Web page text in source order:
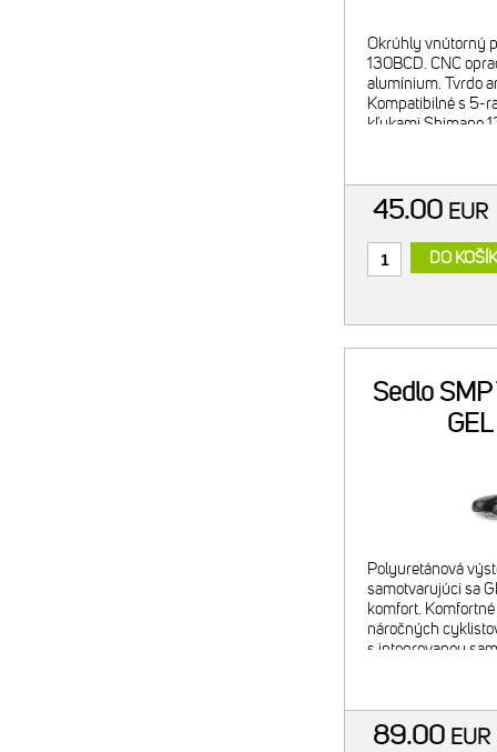
Okrúhly vnútorný
130BCD. CNC
alumínium. Tvrdo
Kompatibilné s 5-
kľukami Shimano
45.00 EUR
DO
Sedlo
Polyuretánová
samotvarujúci sa
komfort.
náročných
s integrovanou
89.00